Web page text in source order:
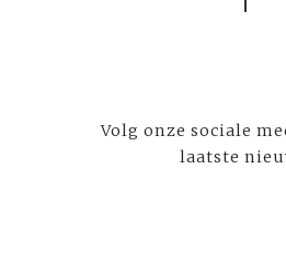
Volg onze sociale
laatste